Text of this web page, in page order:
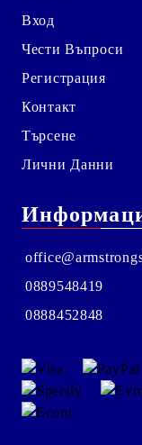
Вход
Чести Въпроси
Регистрация
Контакт
Търсене
Лични Данни
0889548419
0888452848